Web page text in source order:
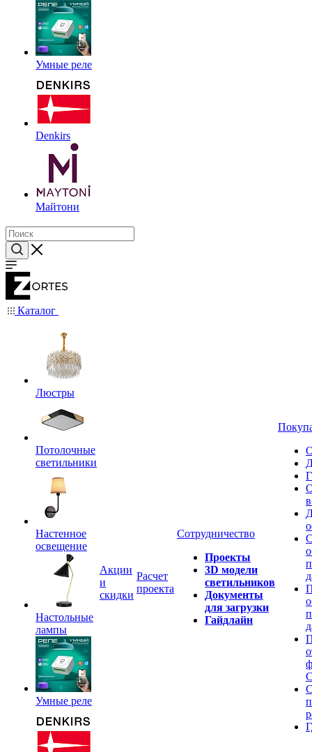
Умные реле
Denkirs
Майтони
Каталог
Люстры
Потолочные
светильники
Настенное
освещение
Настольные
лампы
Умные реле
Акции
и
скидки
Расчет
проекта
Сотрудничество
Проекты
3D модели
светильников
Документы
для загрузки
Гайдлайн